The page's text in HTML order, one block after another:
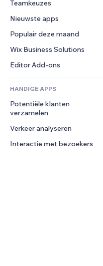
Conversie
Opslagoplossingen
Dropshipping
Prijzen en abonnementen
Crowdfunding
Eten en drinken
Video
PDF
Bestanden delen
Nieuws
Pagina templates
Afbeeldingseffecten
Knoppen en menu's
Banners en badges
Rekenmachines
Zoeken
Weer
Grafieken en tabellen
Enquêtes
Chat
Opmerkingen
Telefoonnummer
Community
Beoordelingen en testimonials
CRM
Teamkeuzes
Nieuwste apps
Populair deze maand
Wix Business Solutions
Editor Add-ons
HANDIGE APPS
Potentiële klanten
verzamelen
Verkeer analyseren
Interactie met bezoekers